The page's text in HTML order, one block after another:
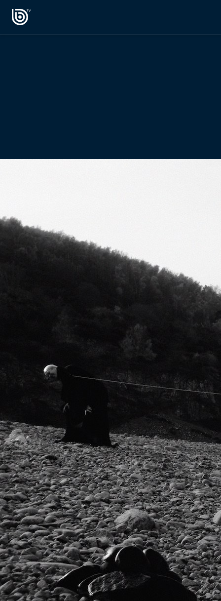
Más de Ti Podcast
Realizadores
Tu Mereces Ser Feliz
Cultura y Espectáculos
Del Fin del Mundo
Deportes
Conexión Digital
La Ruta del Pulsar
Psicología Abierta
Impacto Tecnológico
Sesiones Dieciocheras